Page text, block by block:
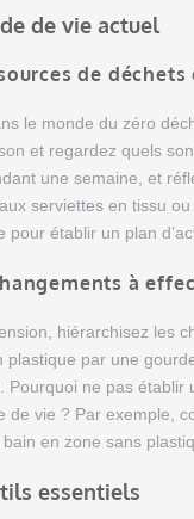
de vie actuel
de déchets
le monde du zéro
et regardez quels
une semaine, et
serviettes en tissu
établir un plan
à
hiérarchisez les
plastique par une
Pourquoi ne pas
de vie ? Par exemple,
en zone sans
essentiels